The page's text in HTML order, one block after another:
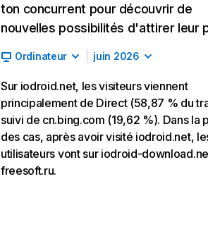
ton concurrent pour découvrir de
nouvelles possibilités d'attirer leur
Ordinateur juin 2026
Sur iodroid.net, les visiteurs viennent
principalement de Direct (58,87 % du
suivi de cn.bing.com (19,62 %). Dans la
des cas, après avoir visité iodroid.net,
utilisateurs vont sur iodroid-
freesoft.ru.